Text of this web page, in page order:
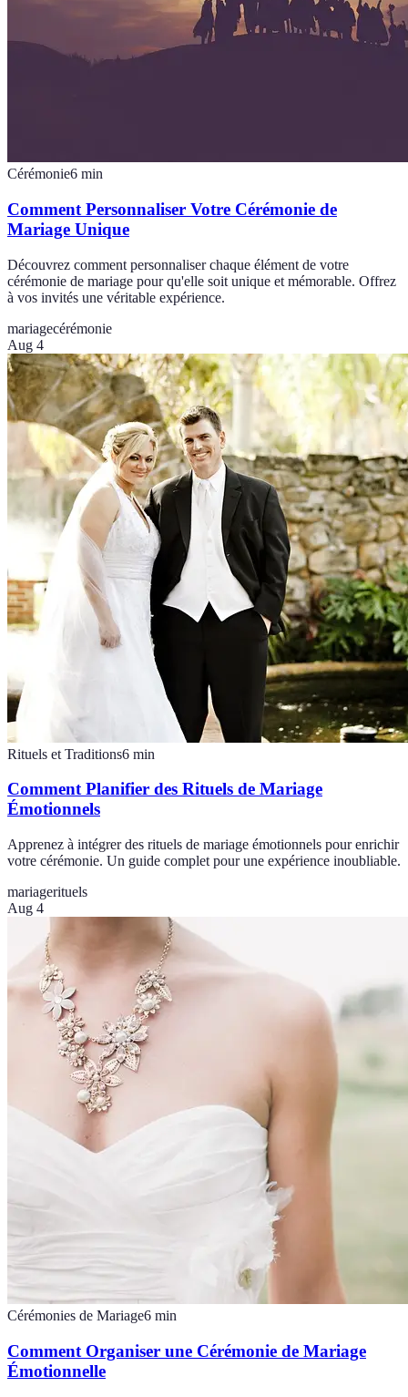
Cérémonie6 min
Comment Personnaliser Votre Cérémonie de
Mariage Unique
Découvrez comment personnaliser chaque élément de votre
cérémonie de mariage pour qu'elle soit unique et mémorable. Offrez
à vos invités une véritable expérience.
mariagecérémonie
Aug 4
Rituels et Traditions6 min
Comment Planifier des Rituels de Mariage
Émotionnels
Apprenez à intégrer des rituels de mariage émotionnels pour enrichir
votre cérémonie. Un guide complet pour une expérience inoubliable.
mariagerituels
Aug 4
Cérémonies de Mariage6 min
Comment Organiser une Cérémonie de Mariage
Émotionnelle